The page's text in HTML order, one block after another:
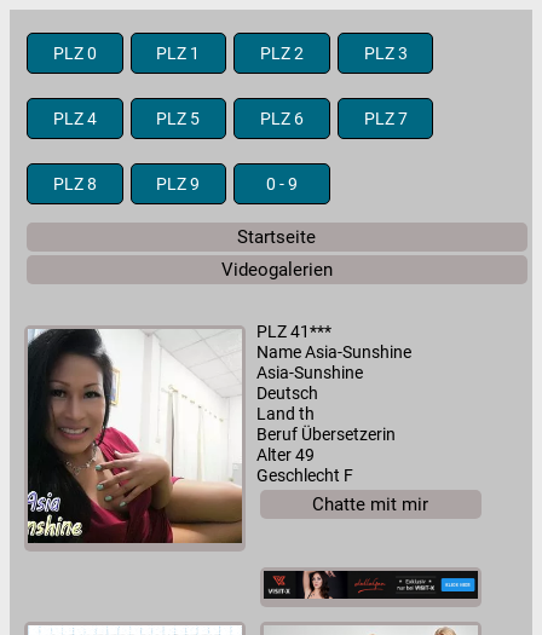
PLZ 0 PLZ 1 PLZ 2 PLZ 3
PLZ 4 PLZ 5 PLZ 6 PLZ 7
PLZ 8 PLZ 9 0 - 9
Startseite
Videogalerien
PLZ 41***
Name Asia-Sunshine
Asia-Sunshine
Deutsch
Land th
Beruf Übersetzerin
Alter 49
Geschlecht F
Chatte mit mir